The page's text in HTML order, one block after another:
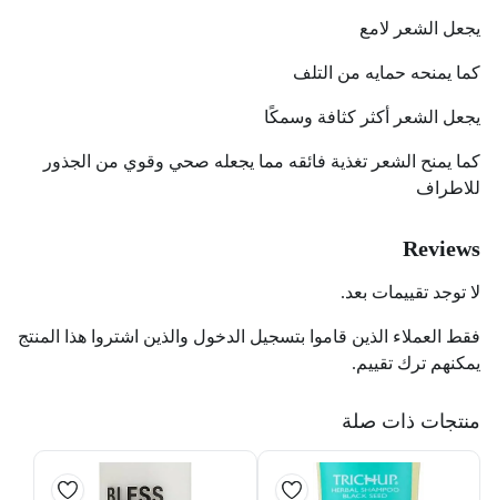
يجعل الشعر لامع
كما يمنحه حمايه من التلف
يجعل الشعر أكثر كثافة وسمكًا
كما يمنح الشعر تغذية فائقه مما يجعله صحي وقوي من الجذور
للاطراف
Reviews
لا توجد تقييمات بعد.
فقط العملاء الذين قاموا بتسجيل الدخول والذين اشتروا هذا المنتج
يمكنهم ترك تقييم.
منتجات ذات صلة